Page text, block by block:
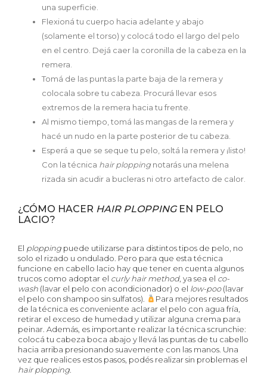
una superficie.
Flexioná tu cuerpo hacia adelante y abajo
(solamente el torso) y colocá todo el largo del pelo
en el centro. Dejá caer la coronilla de la cabeza en la
remera.
Tomá de las puntas la parte baja de la remera y
colocala sobre tu cabeza. Procurá llevar esos
extremos de la remera hacia tu frente.
Al mismo tiempo, tomá las mangas de la remera y
hacé un nudo en la parte posterior de tu cabeza.
Esperá a que se seque tu pelo, soltá la remera y ¡listo!
Con la técnica hair ploppingnotarás una melena
rizada sin acudir a bucleras ni otro artefacto de calor.
¿CÓMO HACER HAIR PLOPPING EN PELO
LACIO?
El plopping puede utilizarse para distintos tipos de pelo, no
solo el rizado u ondulado. Pero para que esta técnica
funcione en cabello lacio hay que tener en cuenta algunos
trucos como adoptar el curly hair method, ya sea el co-
wash (lavar el pelo con acondicionador) o el low-poo(lavar
el pelo con shampoo sin sulfatos).
Para mejores resultados
de la técnica es conveniente aclarar el pelo con agua fría,
retirar el exceso de humedad y utilizar alguna crema para
peinar. Además, es importante realizar la técnica scrunchie:
colocá tu cabeza boca abajo y llevá las puntas de tu cabello
hacia arriba presionando suavemente con las manos. Una
vez que realices estos pasos, podés realizar sin problemas el
hair plopping